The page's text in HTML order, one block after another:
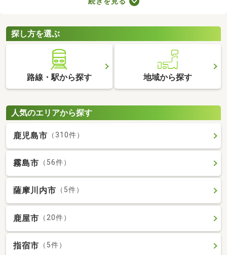
合、次の住居を早めに決めなければなりません。即入居可の物件
る方はぜひチェックしてみてくださいね。
探し方を選ぶ
路線・駅から探す 地域から探す
人気のエリアから探す
鹿児島市 （310件）
霧島市 （56件）
薩摩川内市 （5件）
鹿屋市 （20件）
指宿市 （5件）